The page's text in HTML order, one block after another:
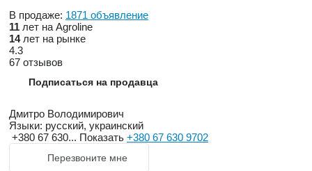
В продаже: 1871 объявление
11 лет на Agroline
14лет на рынке
4.3
67 отзывов
Подписаться на продавца
Дмитро Володимирович
Языки: русский, украинский
+380 67 630... Показать +380 67 630 9702
Перезвоните мне